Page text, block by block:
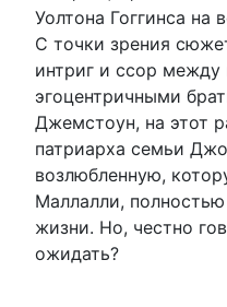
Уолтона Гоггинса на
С точки зрения
интриг и ссор между
эгоцентричными
Джемстоун, на этот
патриарха семьи
возлюбленную,
Маллалли,
жизни. Но, честно
ожидать?